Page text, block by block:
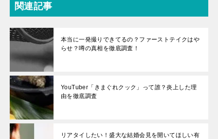
関連記事
本当に一発撮りできてるの？ファーストテイクはや
らせ？噂の真相を徹底調査！
YouTuber「きまぐれクック」って誰？炎上した理
由を徹底調査
リアタイしたい！盛大な結婚会見を開いてほしい有